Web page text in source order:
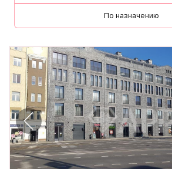
По назначению